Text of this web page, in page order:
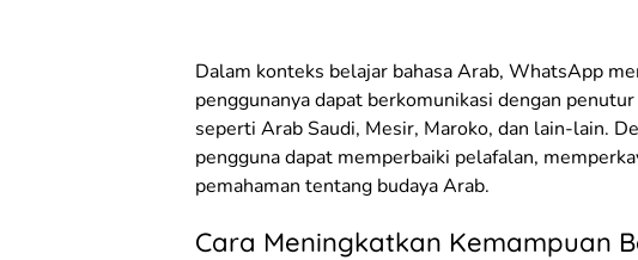
Dalam konteks belajar bahasa Arab, WhatsApp
penggunanya dapat berkomunikasi dengan
seperti Arab Saudi, Mesir, Maroko, dan lain-lain.
pengguna dapat memperbaiki pelafalan,
pemahaman tentang budaya Arab.
Cara Meningkatkan Kemampuan